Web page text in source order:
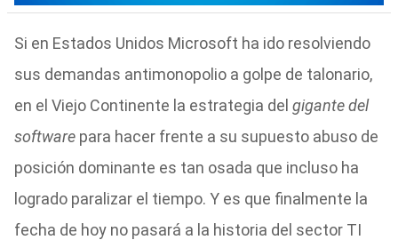
Si en Estados Unidos Microsoft ha ido resolviendo
sus demandas antimonopolio a golpe de talonario,
en el Viejo Continente la estrategia del gigante del
softwarepara hacer frente a su supuesto abuso de
posición dominante es tan osada que incluso ha
logrado paralizar el tiempo. Y es que finalmente la
fecha de hoy no pasará a la historia del sector TI